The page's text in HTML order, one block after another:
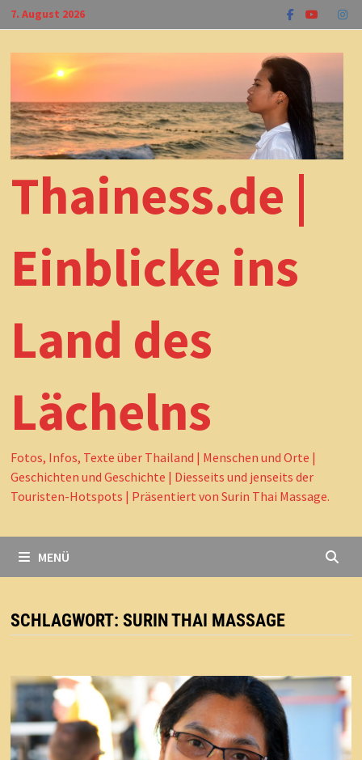
Zum
Inhalt
springen
7. August 2026
Thainess.de |
Einblicke ins
Land des
Lächelns
Fotos, Infos, Texte über Thailand | Menschen und Orte |
Geschichten und Geschichte | Diesseits und jenseits der
Touristen-Hotspots | Präsentiert von Surin Thai Massage.
MENÜ
SCHLAGWORT: SURIN THAI MASSAGE